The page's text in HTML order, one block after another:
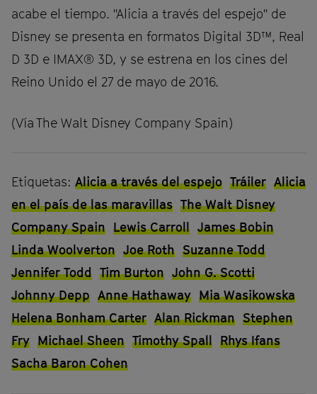
acabe el tiempo. "Alicia a través del espejo" de
Disney se presenta en formatos Digital 3D™, Real
D 3D e IMAX® 3D, y se estrena en los cines del
Reino Unido el 27 de mayo de 2016.
(Vía The Walt Disney Company Spain)
Etiquetas: Alicia a través del espejo Tráiler Alicia
en el país de las maravillas The Walt Disney
Company Spain Lewis Carroll James Bobin
Linda Woolverton Joe Roth Suzanne Todd
Jennifer Todd Tim Burton John G. Scotti
Johnny Depp Anne Hathaway Mia Wasikowska
Helena Bonham Carter Alan Rickman Stephen
Fry Michael Sheen Timothy Spall Rhys Ifans
Sacha Baron Cohen